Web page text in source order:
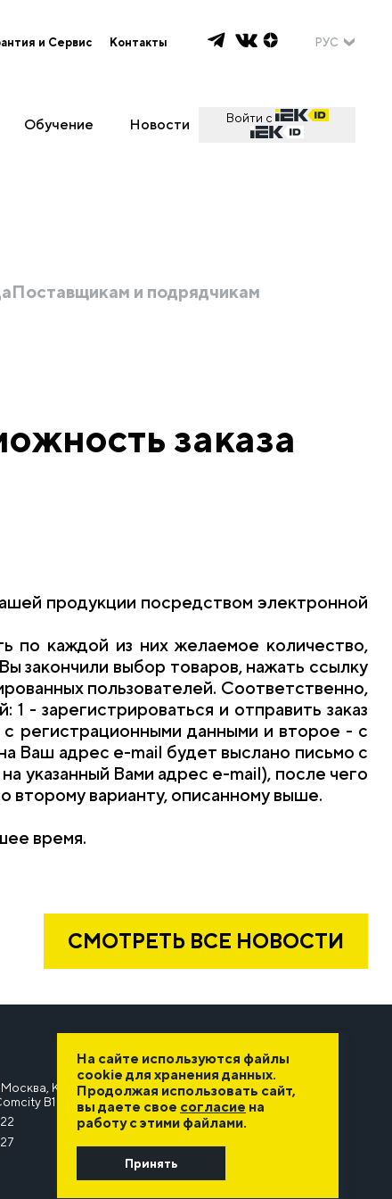
и Сервис Контакты РУС
Обучение Новости Войти с
Поставщикам и подрядчикам
заказа
продукции посредством электронной
по каждой из них желаемое количество,
закончили выбор товаров, нажать ссылку
пользователей. Соответственно,
- зарегистрироваться и отправить заказ
регистрационными данными и второе - с
Ваш адрес e-mail будет выслано письмо с
указанный Вами адрес e-mail), после чего
второму варианту, описанному выше.
время.
СМОТРЕТЬ ВСЕ НОВОСТИ
Киевское шоссе, 22-й километр, 6А, стр. 1,
B1
На сайте используются файлы
cookie для хранения данных.
Продолжая использовать сайт,
вы даете свое согласие на
работу с этими файлами.
Принять